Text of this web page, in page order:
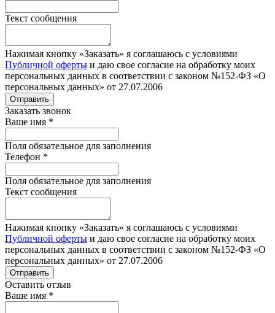
Текст сообщения
Нажимая кнопку «Заказать» я соглашаюсь с условиями
Публичной оферты и даю свое согласие на обработку моих
персональных данных в соответствии с законом №152-ФЗ «О
персональных данных» от 27.07.2006
Отправить
Заказать звонок
Ваше имя *
Поля обязательное для заполнения
Телефон *
Поля обязательное для заполнения
Текст сообщения
Нажимая кнопку «Заказать» я соглашаюсь с условиями
Публичной оферты и даю свое согласие на обработку моих
персональных данных в соответствии с законом №152-ФЗ «О
персональных данных» от 27.07.2006
Отправить
Оставить отзыв
Ваше имя *